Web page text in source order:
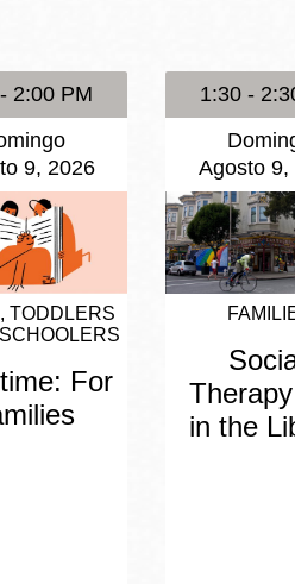
2:00 PM
9, 2026
TODDLERS
For
1:30 -
Agosto 9,
in the